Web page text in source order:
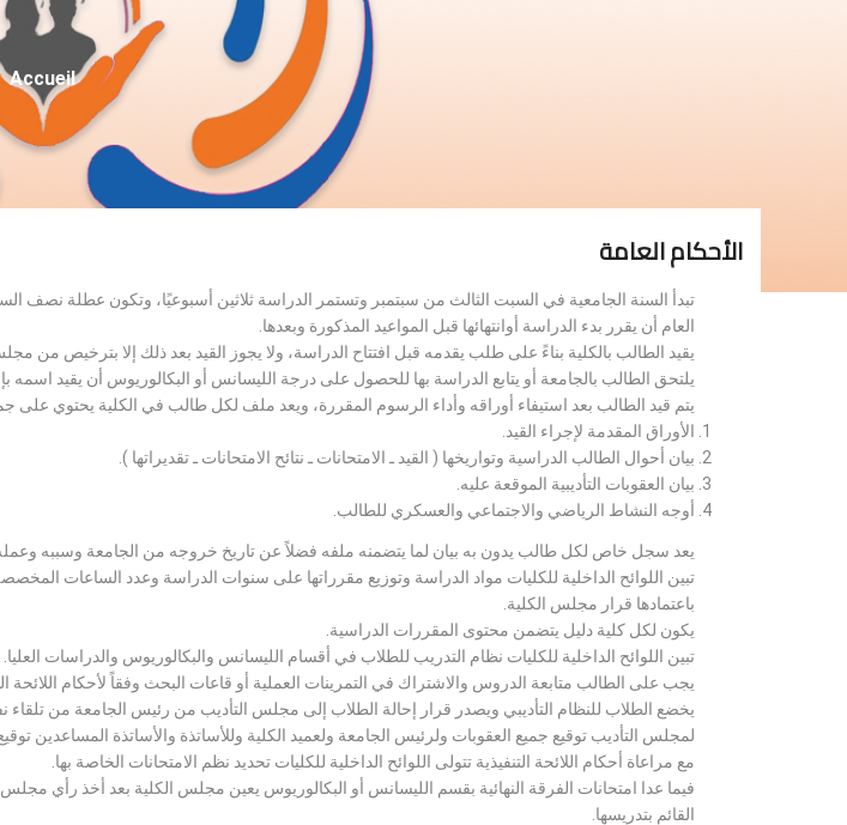
Fil
D'Ariane
Accueil
الأحكام العامة
تبدأ السنة الجامعية في السبت الثالث من سبتمبر وتستمر الدراسة ثلاثين أسبوعيًا، وتكون عطلة نصف
العام أن يقرر بدء الدراسة أوانتهائها قبل المواعيد المذكورة وبعدها.
يقيد الطالب بالكلية بناءً على طلب يقدمه قبل افتتاح الدراسة، ولا يجوز القيد بعد ذلك إلا بترخيص من
يلتحق الطالب بالجامعة أو يتابع الدراسة بها للحصول على درجة الليسانس أو البكالوريوس أن يقيد
يتم قيد الطالب بعد استيفاء أوراقه وأداء الرسوم المقررة، ويعد ملف لكل طالب في الكلية يحتوي على
الأوراق المقدمة لإجراء القيد.
بيان أحوال الطالب الدراسية وتواريخها ( القيد ـ الامتحانات ـ نتائح الامتحانات ـ تقديراتها ).
بيان العقوبات التأديبية الموقعة عليه.
أوجه النشاط الرياضي والاجتماعي والعسكري للطالب.
يعد سجل خاص لكل طالب يدون به بيان لما يتضمنه ملفه فضلاً عن تاريخ خروجه من الجامعة وسببه
تبين اللوائح الداخلية للكليات مواد الدراسة وتوزيع مقرراتها على سنوات الدراسة وعدد الساعات
باعتمادها قرار مجلس الكلية.
يكون لكل كلية دليل يتضمن محتوى المقررات الدراسية.
تبين اللوائح الداخلية للكليات نظام التدريب للطلاب في أقسام الليسانس والبكالوريوس والدراسات العليا.
يجب على الطالب متابعة الدروس والاشتراك في التمرينات العملية أو قاعات البحث وفقاً لأحكام اللائحة
يخضع الطلاب للنظام التأديبي ويصدر قرار إحالة الطلاب إلى مجلس التأديب من رئيس الجامعة من تلقاء
لمجلس التأديب توقيع جميع العقوبات ولرئيس الجامعة ولعميد الكلية وللأساتذة والأساتذة المساعدين
مع مراعاة أحكام اللائحة التنفيذية تتولى اللوائح الداخلية للكليات تحديد نظم الامتحانات الخاصة بها.
فيما عدا امتحانات الفرقة النهائية بقسم الليسانس أو البكالوريوس يعين مجلس الكلية بعد أخذ رأي
القائم بتدريسها.